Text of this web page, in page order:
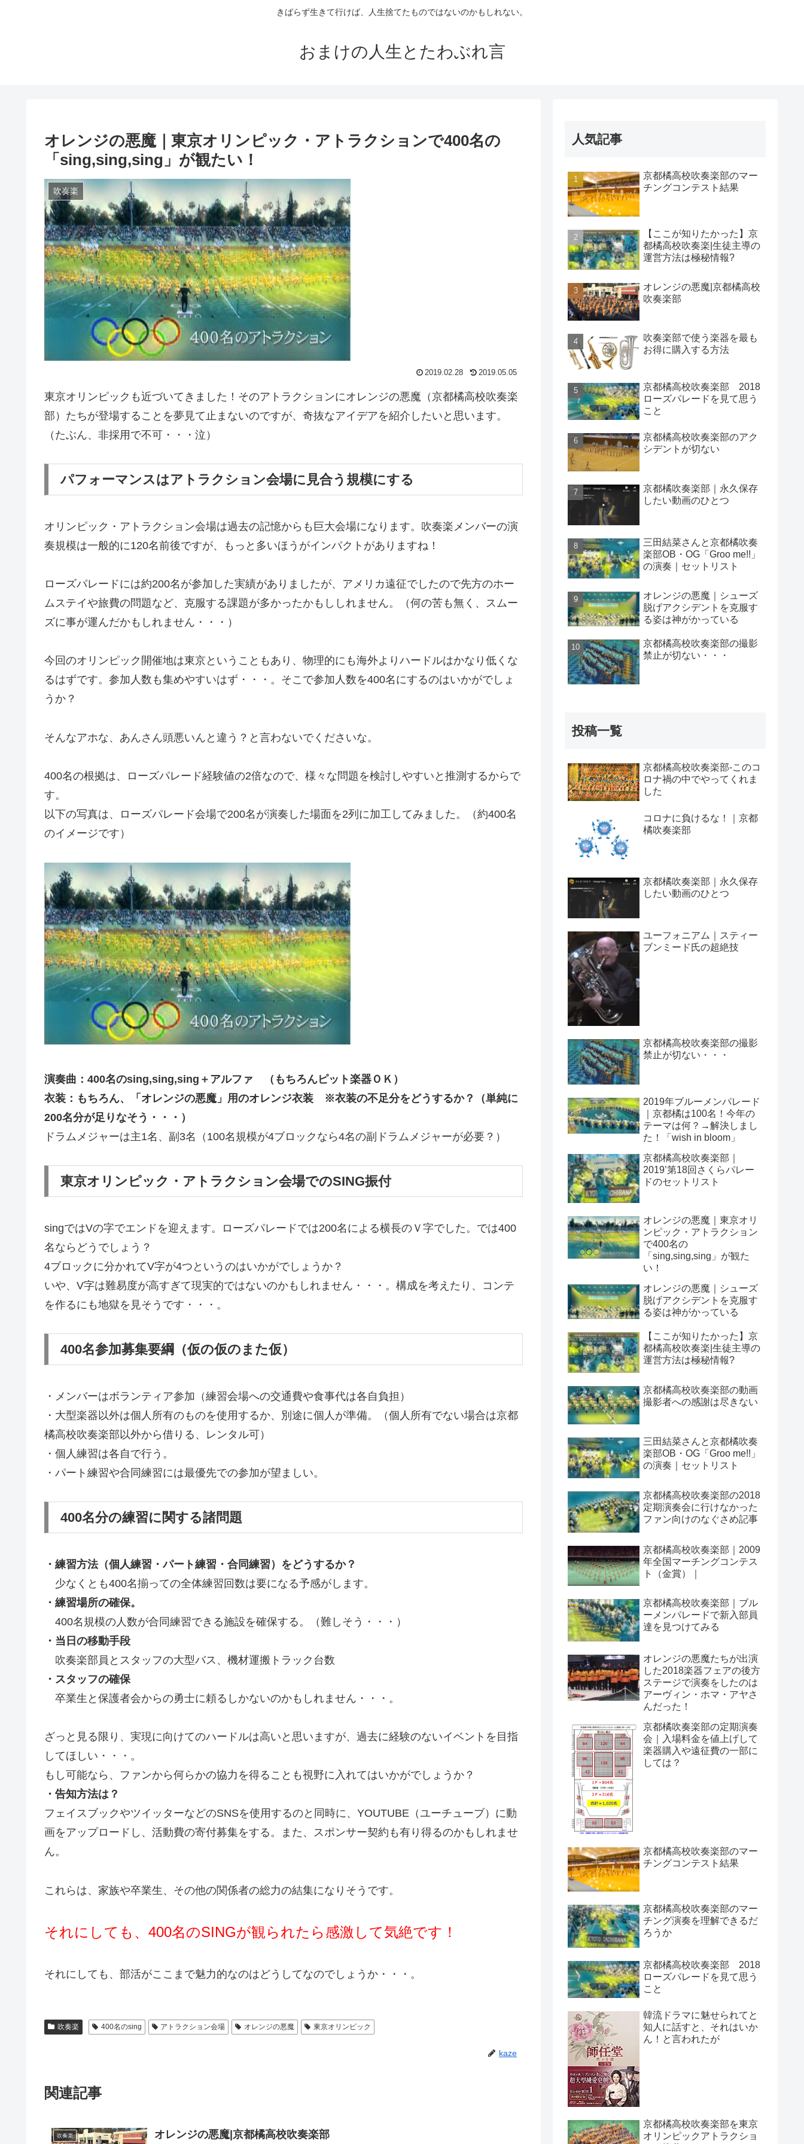
きばらず生きて行けば、人生捨てたものではないのかもしれない。
おまけの人生とたわぶれ言
オレンジの悪魔｜東京オリンピック・アトラクションで400名の
「sing,sing,sing」が観たい！
吹奏楽
2019.02.28 2019.05.05
東京オリンピックも近づいてきました！そのアトラクションにオレンジの悪魔（京都橘高校吹奏楽
部）たちが登場することを夢見て止まないのですが、奇抜なアイデアを紹介したいと思います。
（たぶん、非採用で不可・・・泣）
パフォーマンスはアトラクション会場に見合う規模にする
オリンピック・アトラクション会場は過去の記憶からも巨大会場になります。吹奏楽メンバーの演
奏規模は一般的に120名前後ですが、もっと多いほうがインパクトがありますね！
ローズパレードには約200名が参加した実績がありましたが、アメリカ遠征でしたので先方のホー
ムステイや旅費の問題など、克服する課題が多かったかもししれません。（何の苦も無く、スムー
ズに事が運んだかもしれません・・・）
今回のオリンピック開催地は東京ということもあり、物理的にも海外よりハードルはかなり低くな
るはずです。参加人数も集めやすいはず・・・。そこで参加人数を400名にするのはいかがでしょ
うか？
そんなアホな、あんさん頭悪いんと違う？と言わないでくださいな。
400名の根拠は、ローズパレード経験値の2倍なので、様々な問題を検討しやすいと推測するからで
す。
以下の写真は、ローズパレード会場で200名が演奏した場面を2列に加工してみました。（約400名
のイメージです）
演奏曲：400名のsing,sing,sing＋ アルファ （もちろんピット楽器ＯＫ）
衣装：もちろん、「オレンジの悪魔」用のオレンジ衣装 ※衣装の不足分をどうするか？（単純に
200名分が足りなそう・・・）
ドラムメジャーは主1名、副3名（100名規模が4ブロックなら4名の副ドラムメジャーが必要？）
東京オリンピック・アトラクション会場でのSING振付
singではVの字でエンドを迎えます。ローズパレードでは200名による横長のＶ字でした。では400
名ならどうでしょう？
4ブロックに分かれてV字が4つというのはいかがでしょうか？
いや、V字は難易度が高すぎて現実的ではないのかもしれません・・・。構成を考えたり、コンテ
を作るにも地獄を見そうです・・・。
400名参加募集要綱（仮の仮のまた仮）
・メンバーはボランティア参加（練習会場への交通費や食事代は各自負担）
・大型楽器以外は個人所有のものを使用するか、別途に個人が準備。（個人所有でない場合は京都
橘高校吹奏楽部以外から借りる、レンタル可）
・個人練習は各自で行う。
・パート練習や合同練習には最優先での参加が望ましい。
400名分の練習に関する諸問題
・練習方法（個人練習・パート練習・合同練習）をどうするか？
少なくとも400名揃っての全体練習回数は要になる予感がします。
・練習場所の確保。
400名規模の人数が合同練習できる施設を確保する。（難しそう・・・）
・当日の移動手段
吹奏楽部員とスタッフの大型バス、機材運搬トラック台数
・スタッフの確保
卒業生と保護者会からの勇士に頼るしかないのかもしれません・・・。
ざっと見る限り、実現に向けてのハードルは高いと思いますが、過去に経験のないイベントを目指
してほしい・・・。
もし可能なら、ファンから何らかの協力を得ることも視野に入れてはいかがでしょうか？
・告知方法は？
フェイスブックやツイッターなどのSNSを使用するのと同時に、YOUTUBE（ユーチューブ）に動
画をアップロードし、活動費の寄付募集をする。また、スポンサー契約も有り得るのかもしれませ
ん。
これらは、家族や卒業生、その他の関係者の総力の結集になりそうです。
それにしても、400名のSINGが観られたら感激して気絶です！
それにしても、部活がここまで魅力的なのはどうしてなのでしょうか・・・。
吹奏楽 400名のsing アトラクション会場 オレンジの悪魔 東京オリンピック
kaze
関連記事
吹奏楽 オレンジの悪魔|京都橘高校吹奏楽部
人気記事
京都橘高校吹奏楽部のマー
チングコンテスト結果
【ここが知りたかった】京
都橘高校吹奏楽|生徒主導の
運営方法は極秘情報?
オレンジの悪魔|京都橘高校
吹奏楽部
吹奏楽部で使う楽器を最も
お得に購入する方法
京都橘高校吹奏楽部 2018
ローズパレードを見て思う
こと
京都橘高校吹奏楽部のアク
シデントが切ない
京都橘吹奏楽部｜永久保存
したい動画のひとつ
三田結菜さんと京都橘吹奏
楽部OB・OG「Groo me!!」
の演奏｜セットリスト
オレンジの悪魔｜シューズ
脱げアクシデントを克服す
る姿は神がかっている
京都橘高校吹奏楽部の撮影
禁止が切ない・・・
投稿一覧
京都橘高校吹奏楽部-このコ
ロナ禍の中でやってくれま
した
コロナに負けるな！｜京都
橘吹奏楽部
京都橘吹奏楽部｜永久保存
したい動画のひとつ
ユーフォニアム｜スティー
ブンミード氏の超絶技
京都橘高校吹奏楽部の撮影
禁止が切ない・・・
2019年ブルーメンパレード
｜京都橘は100名！今年の
テーマは何？→解決しまし
た！「wish in bloom」
京都橘高校吹奏楽部｜
2019’第18回さくらパレー
ドのセットリスト
オレンジの悪魔｜東京オリ
ンピック・アトラクション
で400名の
「sing,sing,sing」が観た
い！
オレンジの悪魔｜シューズ
脱げアクシデントを克服す
る姿は神がかっている
【ここが知りたかった】京
都橘高校吹奏楽|生徒主導の
運営方法は極秘情報?
京都橘高校吹奏楽部の動画
撮影者への感謝は尽きない
三田結菜さんと京都橘吹奏
楽部OB・OG「Groo me!!」
の演奏｜セットリスト
京都橘高校吹奏楽部の2018
定期演奏会に行けなかった
ファン向けのなぐさめ記事
京都橘高校吹奏楽部｜2009
年全国マーチングコンテス
ト（金賞）｜
京都橘高校吹奏楽部｜ブル
ーメンパレードで新入部員
達を見つけてみる
オレンジの悪魔たちが出演
した2018楽器フェアの後方
ステージで演奏をしたのは
アーヴィン・ホマ・アヤさ
んだった！
京都橘吹奏楽部の定期演奏
会｜入場料金を値上げして
楽器購入や遠征費の一部に
しては？
京都橘高校吹奏楽部のマー
チングコンテスト結果
京都橘高校吹奏楽部のマー
チング演奏を理解できるだ
ろうか
京都橘高校吹奏楽部 2018
ローズパレードを見て思う
こと
韓流ドラマに魅せられてと
知人に話すと、それはいか
ん！と言われたが
京都橘高校吹奏楽部を東京
オリンピックアトラクショ